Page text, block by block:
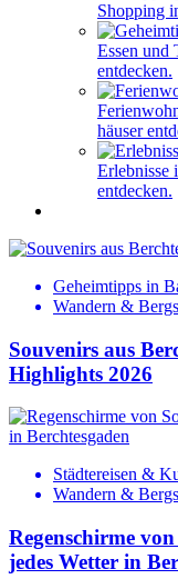
Shopping
Essen und
entdecken.
häuser
Erlebnisse
entdecken.
Geheimtipps in
Wandern &
Souvenirs aus
Highlights 2026
Städtereisen &
Wandern &
Regenschirme
jedes Wetter in